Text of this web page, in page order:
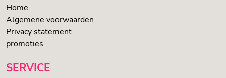
Home
Algemene voorwaarden
Privacy statement
promoties
SERVICE